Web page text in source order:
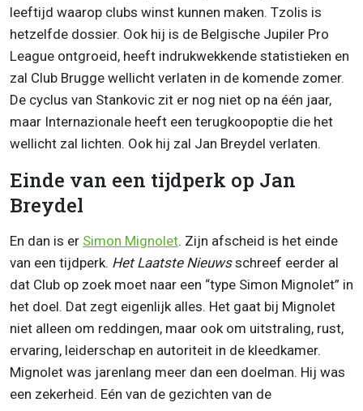
leeftijd waarop clubs winst kunnen maken. Tzolis is
hetzelfde dossier. Ook hij is de Belgische Jupiler Pro
League ontgroeid, heeft indrukwekkende statistieken en
zal Club Brugge wellicht verlaten in de komende zomer.
De cyclus van Stankovic zit er nog niet op na één jaar,
maar Internazionale heeft een terugkoopoptie die het
wellicht zal lichten. Ook hij zal Jan Breydel verlaten.
Einde van een tijdperk op Jan
Breydel
En dan is er Simon Mignolet. Zijn afscheid is het einde
van een tijdperk. Het Laatste Nieuwsschreef eerder al
dat Club op zoek moet naar een “type Simon Mignolet” in
het doel. Dat zegt eigenlijk alles. Het gaat bij Mignolet
niet alleen om reddingen, maar ook om uitstraling, rust,
ervaring, leiderschap en autoriteit in de kleedkamer.
Mignolet was jarenlang meer dan een doelman. Hij was
een zekerheid. Eén van de gezichten van de